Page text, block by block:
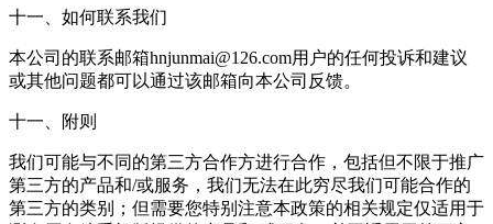
十一、如何联系我们
本公司的联系邮箱hnjunmai@126.com用户的任何投诉和建议
或其他问题都可以通过该邮箱向本公司反馈。
十一、附则
我们可能与不同的第三方合作方进行合作，包括但不限于推广
第三方的产品和/或服务，我们无法在此穷尽我们可能合作的
第三方的类别；但需要您特别注意本政策的相关规定仅适用于